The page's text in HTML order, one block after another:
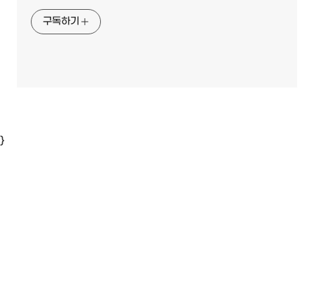
구독하기
}